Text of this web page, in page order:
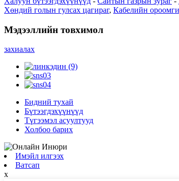
Хөндий голын гулсах цагираг, Кабелийн
Мэдээллийн товхимол
захиалах
Бидний тухай
Бүтээгдэхүүнүүд
Түгээмэл асуултууд
Холбоо барих
Имэйл илгээх
Ватсап
x